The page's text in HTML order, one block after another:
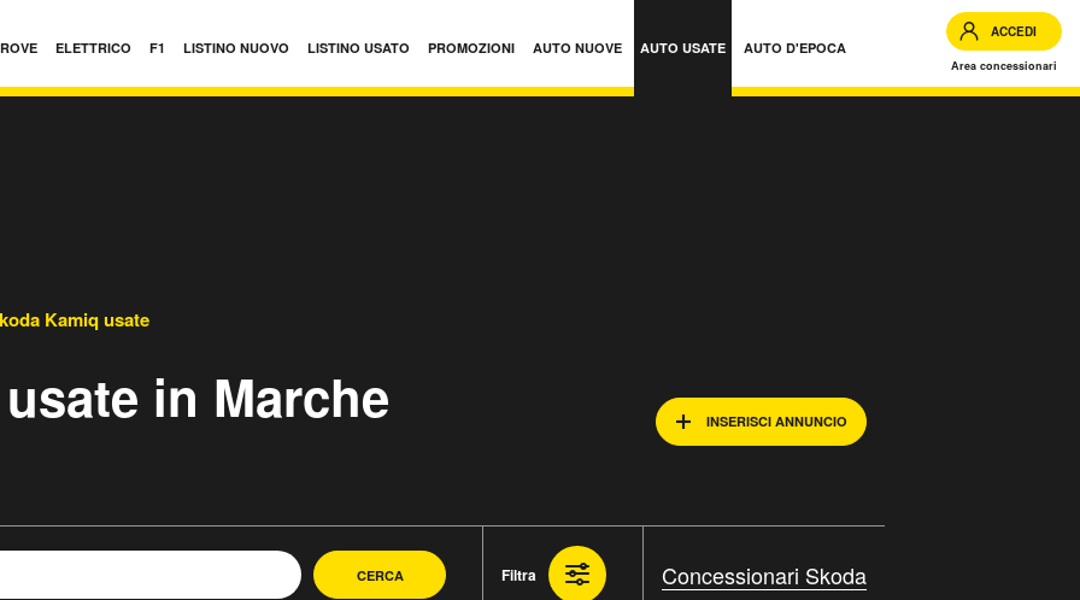
ELETTRICO F1 LISTINO NUOVO LISTINO USATO PROMOZIONI AUTO NUOVE AUTO USATE AUTO D'EPOCA
ACCEDI
Area concessionari
Kamiq usate
in Marche INSERISCI ANNUNCIO
CERCA Filtra Concessionari Skoda